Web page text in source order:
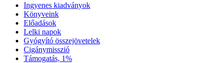
Ingyenes kiadványok
Könyveink
Előadások
Lelki napok
Gyógyító összejövetelek
Cigánymisszió
Támogatás, 1%